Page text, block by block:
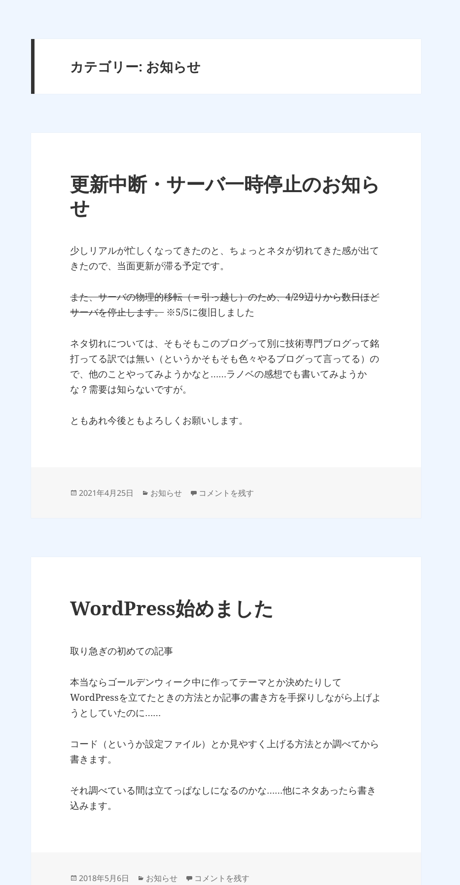
カテゴリー: お知らせ
更新中断・サーバ一時停止のお知ら
せ
少しリアルが忙しくなってきたのと、ちょっとネタが切れてきた感が出て
きたので、当面更新が滞る予定です。
また、サーバの物理的移転（＝引っ越し）のため、4/29辺りから数日ほど
サーバを停止します。※5/5に復旧しました
ネタ切れについては、そもそもこのブログって別に技術専門ブログって銘
打ってる訳では無い（というかそもそも色々やるブログって言ってる）の
で、他のことやってみようかなと……ラノベの感想でも書いてみようか
な？需要は知らないですが。
ともあれ今後ともよろしくお願いします。
投
2021年4月25日
カ
お知らせ 更新中断・サーバ一時停止のお知らせ に
コメントを残す
WordPress始めました
取り急ぎの初めての記事
本当ならゴールデンウィーク中に作ってテーマとか決めたりして
WordPressを立てたときの方法とか記事の書き方を手探りしながら上げよ
うとしていたのに……
コード（というか設定ファイル）とか見やすく上げる方法とか調べてから
書きます。
それ調べている間は立てっぱなしになるのかな……他にネタあったら書き
込みます。
投
2018年5月6日
カ
お知らせ WordPress始めました に
コメントを残す